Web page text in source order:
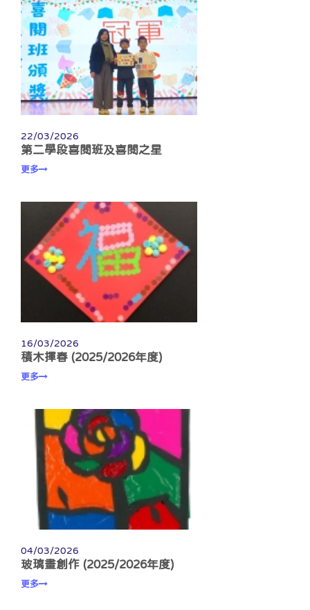
22/03/2026
第二學段喜閱班及喜閱之星
更多
16/03/2026
積木揮春 (2025/2026年度)
更多
04/03/2026
玻璃畫創作 (2025/2026年度)
更多